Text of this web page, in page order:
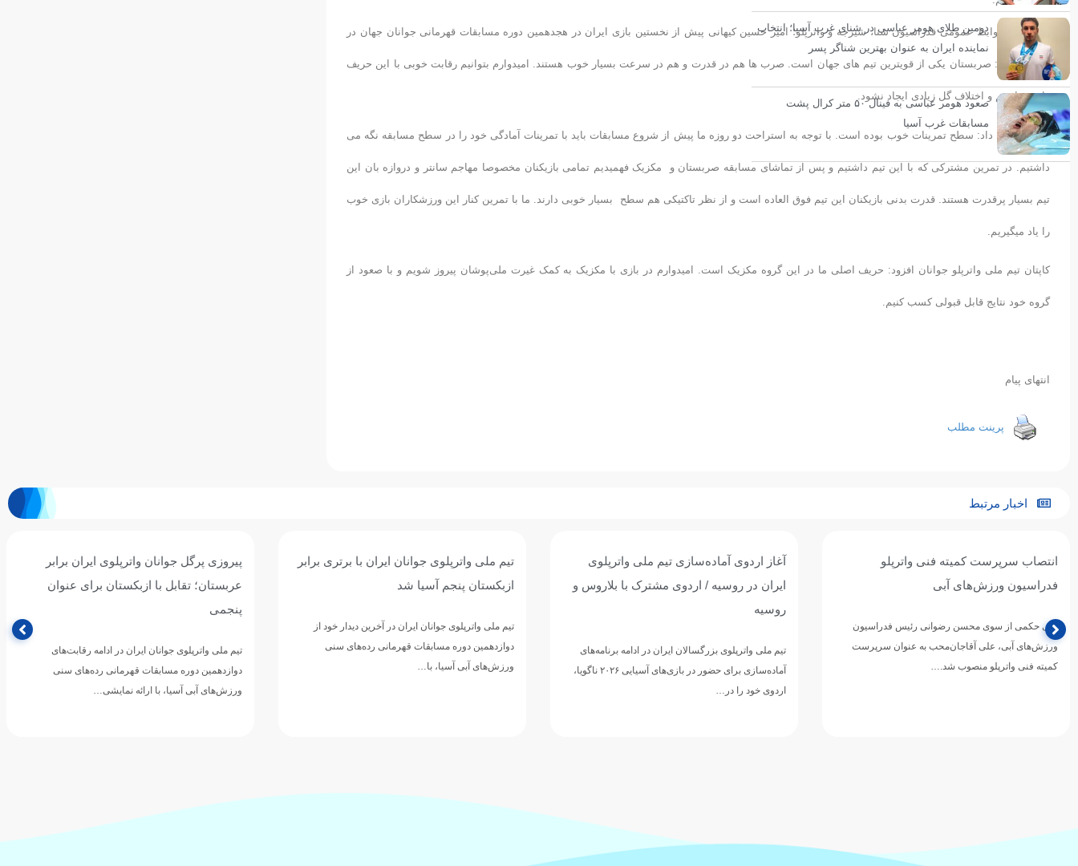
به گزارش روابط عمومی فدراسیون شنا، شیرجه و واترپلو؛ امیر حسین کیهانی پیش از نخستین بازی ایران در هجدهمین دوره مسابقات قهرمانی جوانان جهان در
آلماتی گفت: صربستان یکی از قویترین تیم های جهان است. صرب ها هم در قدرت و هم در سرعت بسیار خوب هستند. امیدوارم بتوانیم رقابت خوبی با این حریف
داشته باشیم و اختلاف گل زیادی ایجاد نشود.
کیهانی ادامه داد: سطح تمرینات خوب بوده است. با توجه به استراحت دو روزه ما پیش از شروع مسابقات باید با تمرینات آمادگی خود را در سطح مسابقه نگه می
داشتیم. در تمرین مشترکی که با این تیم داشتیم و پس از تماشای مسابقه صربستان و مکزیک فهمیدیم تمامی بازیکنان مخصوصا مهاجم سانتر و دروازه بان این
تیم بسیار پرقدرت هستند. قدرت بدنی بازیکنان این تیم فوق العاده است و از نظر تاکتیکی هم سطح بسیار خوبی دارند. ما با تمرین کنار این ورزشکاران بازی خوب
را یاد میگیریم.
کاپتان تیم ملی واترپلو جوانان افزود: حریف اصلی ما در این گروه مکزیک است. امیدوارم در بازی با مکزیک به کمک غیرت ملی‌پوشان پیروز شویم و با صعود از
گروه خود نتایج قابل قبولی کسب کنیم.
انتهای پیام
پرینت مطلب
دومین طلای هومر عباسی در شنای غرب آسیا؛ انتخاب
نماینده ایران به عنوان بهترین شناگر پسر
صعود هومر عباسی به فینال ۵۰ متر کرال پشت
مسابقات غرب آسیا
اخبار مرتبط
آغاز اردوی آماده‌سازی تیم ملی واترپلوی
ایران در روسیه / اردوی مشترک با بلاروس و
تیم ملی واترپلوی بزرگسالان ایران در ادامه برنامه‌های
تیم ملی واترپلوی جوانان ایران با برتری برابر
ازبکستان پنجم آسیا شد
دوازدهمین دوره مسابقات قهرمانی رده‌های سنی
ورزش‌های آبی آسیا، با…
پیروزی پرگل جوانان واترپلوی ایران برابر
عربستان؛ تقابل با ازبکستان برای عنوان
تیم ملی واترپلوی جوانان ایران در ادامه رقابت‌های
دوازدهمین دوره مسابقات قهرمانی رده‌های سنی
سومین برد جوانان واترپلوی ایران با شکست
پرگل سریلانکا/ نوبت به قزاقستان رسید
تیم ملی واترپلوی جوانان ایران در چهارمین دیدار خود از
مرحله گروهی دوازدهمین دوره مسابقات قهرمانی
رده‌های سنی ورزش‌های آبی…